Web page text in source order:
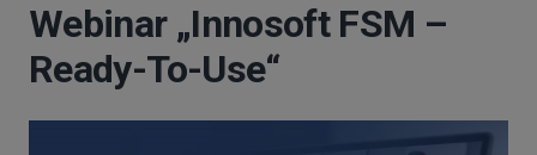
Webinar „Innosoft FSM –
Ready-To-Use“